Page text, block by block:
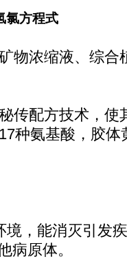
氯方程式
物浓缩液、综合
传配方技术，使
种氨基酸，胶体
，能消灭引发
病原体。